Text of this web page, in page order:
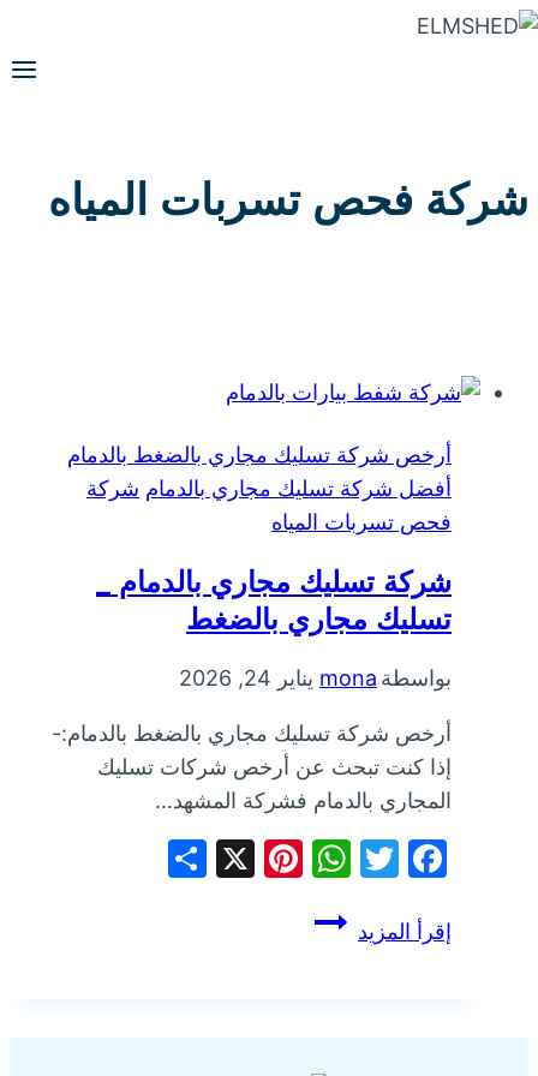
التجاوز
شركة فحص تسربات المياه
أرخص شركة تسليك مجاري بالضغط بالدمام
أفضل شركة تسليك مجاري بالدمام شركة
فحص تسربات المياه
شركة تسليك مجاري بالدمام _
تسليك مجاري بالضغط
بواسطة mona يناير 24, 2026
أرخص شركة تسليك مجاري بالضغط بالدمام:-
إذا كنت تبحث عن أرخص شركات تسليك
المجاري بالدمام فشركة المشهد…
Facebook
Twitter
WhatsApp
Pinterest
X
إقرأ المزيد شركة